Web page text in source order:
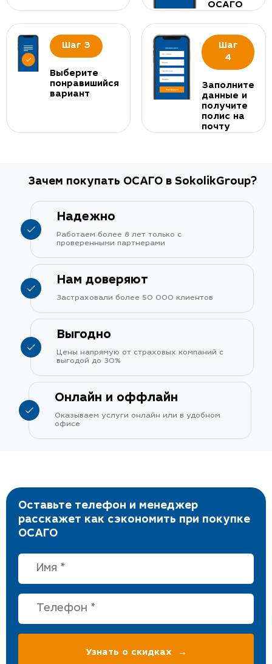
ОСАГО
Шаг 3
Выберите
понравишийся
вариант
Шаг
4
Заполните
данные и
получите
полис на
почту
Зачем покупать ОСАГО в SokolikGroup?
Надежно
Работаем более 8 лет только с
проверенными партнерами
Нам доверяют
Застраховали более 50 000 клиентов
Выгодно
Цены напрямую от страховых компаний с
выгодой до 30%
Онлайн и оффлайн
Оказываем услуги онлайн или в удобном
офисе
Оставьте телефон и менеджер
расскажет как сэкономить при покупке
ОСАГО